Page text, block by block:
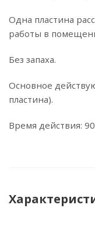
Одна пластина
работы в
Без запаха.
Основное
пластина).
Время действия: 90